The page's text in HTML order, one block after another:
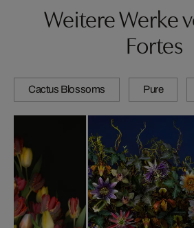
Weitere Werke
Fortes
Cactus Blossoms Pure